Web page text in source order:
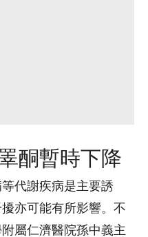
酮暫時下降
代謝疾病是主要誘
亦可能有所影響。不
屬仁濟醫院孫中義主